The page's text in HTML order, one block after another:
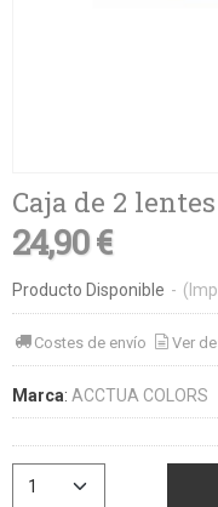
Caja de 2
24,90 €
Producto Disponible -
Costes de envío Ver
Marca: ACCTUA COLORS